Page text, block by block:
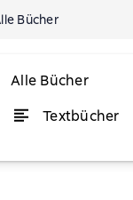
Bücher
Alle Bücher
Textbücher